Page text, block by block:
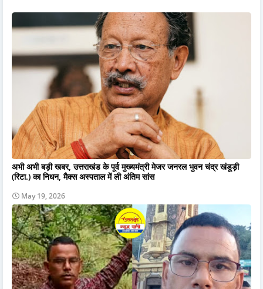
अभी अभी बड़ी खबर, उत्तराखंड के पूर्व मुख्यमंत्री मेजर जनरल भुवन चंद्र खंडूड़ी
(रिटा.) का निधन, मैक्स अस्पताल में ली अंतिम सांस
May 19, 2026